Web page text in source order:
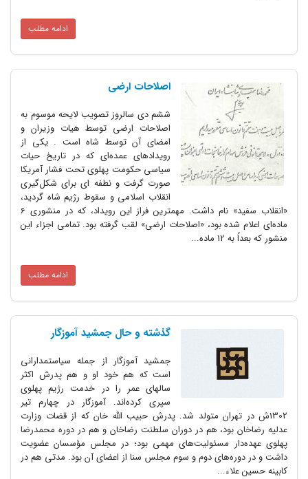
ادامه مطلب
اصلاحات ارضی
ششم دی سالروز تصویب لایحه موسوم به
اصلاحات ارضی توسط هیات وزیران و
امضای آن توسط شاه است . یکی از
رویدادهای عمده‌ای که در تاریخ حیات
سیاسی حکومت پهلوی تحت فشار آمریکا
صورت گرفت و نطفه ‌‌ای برای شکل‌گیری
انقلاب اسلامی و سقوط رژیم شاه گردید،
«انقلاب سفید» نام داشت. مهمترین فراز این رویداد، که در منشوری 6
ماده‌‌ای اعلام شده بود، «اصلاحات ارضی» لقب گرفته بود. تمامی اجزاء این
منشور که بعداً به 12 ماده...
ادامه مطلب
گذشته و حال جمشید آموزگار
جمشید آموزگار از جمله سیاستمدارانی
است که هم خود او و هم پدرش اکثر
سالهای عمر را در خدمت رژیم پهلوی
سپری کرده‌اند. آموزگار در چهارم تیر
1302ش در تهران متولد شد. پدرش حبیب الله خان که از قضات وزارت
عدلیه رضاخان بود، هم در دوران سلطنت رضاخان و هم در دوره محمدرضا
پهلوی عهده‌دار مسئولیت‌های مهمی بود؛ در مجلس مؤسسان عضویت
داشت و در دوره‌های دوم و سوم مجلس سنا از اعضای آن بود. مدتی هم در
کابینه حسین علاء...